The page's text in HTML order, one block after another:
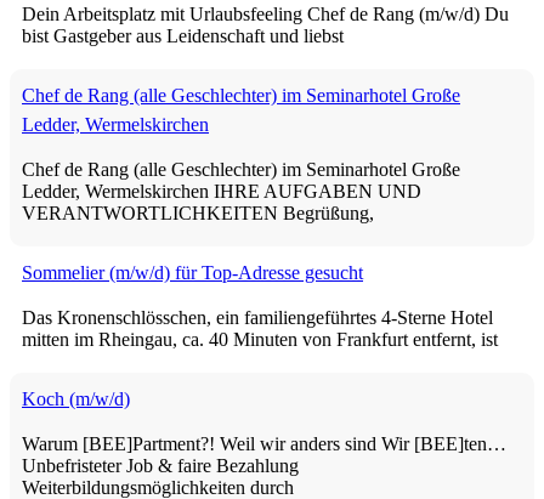
Dein Arbeitsplatz mit Urlaubsfeeling Chef de Rang (m/w/d) Du
bist Gastgeber aus Leidenschaft und liebst
Chef de Rang (alle Geschlechter) im Seminarhotel Große
Ledder, Wermelskirchen
Chef de Rang (alle Geschlechter) im Seminarhotel Große
Ledder, Wermelskirchen IHRE AUFGABEN UND
VERANTWORTLICHKEITEN Begrüßung,
Sommelier (m/w/d) für Top-Adresse gesucht
Das Kronenschlösschen, ein familiengeführtes 4-Sterne Hotel
mitten im Rheingau, ca. 40 Minuten von Frankfurt entfernt, ist
Koch (m/w/d)
Warum [BEE]Partment?! Weil wir anders sind Wir [BEE]ten…
Unbefristeter Job & faire Bezahlung
Weiterbildungsmöglichkeiten durch